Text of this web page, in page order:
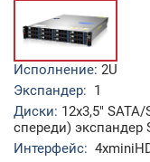
Исполнение: 2U
Экспандер: 1
Диски: 12x3,5"
спереди) экспандер
Интерфейс: